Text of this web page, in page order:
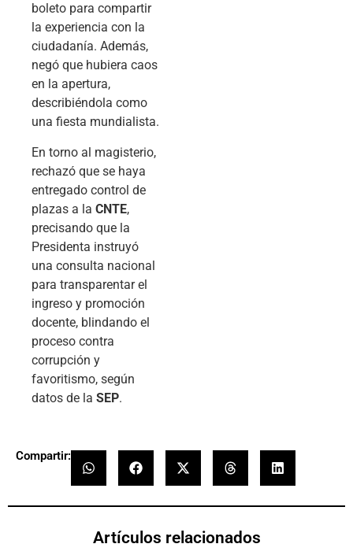
boleto para compartir
la experiencia con la
ciudadanía. Además,
negó que hubiera caos
en la apertura,
describiéndola como
una fiesta mundialista.
En torno al magisterio,
rechazó que se haya
entregado control de
plazas a la CNTE,
precisando que la
Presidenta instruyó
una consulta nacional
para transparentar el
ingreso y promoción
docente, blindando el
proceso contra
corrupción y
favoritismo, según
datos de la SEP.
Compartir:
Artículos relacionados